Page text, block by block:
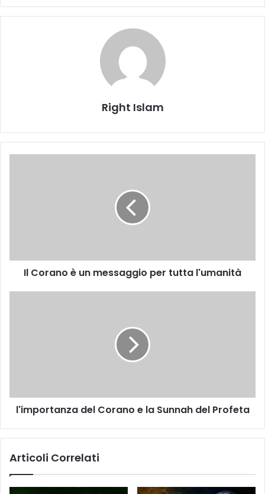
Right Islam
Il Corano è un messaggio per tutta l'umanità
l'importanza del Corano e la Sunnah del Profeta
Articoli Correlati